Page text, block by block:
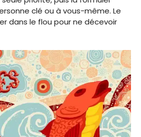
clé ou à vous-même. Le
dans le flou pour ne décevoir